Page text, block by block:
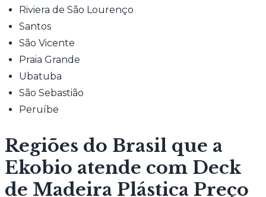
Riviera de São Lourenço
Santos
São Vicente
Praia Grande
Ubatuba
São Sebastião
Peruíbe
Regiões do Brasil que a
Ekobio atende com Deck
de Madeira Plástica Preço